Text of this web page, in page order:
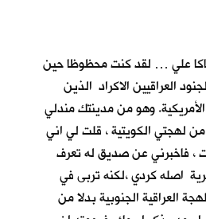
علي … لقد كنت محظوظا حين
العراقيين الاكراد الذين
وهو من مدينتك مندلي
لهجتي الكويتية ، قلت لي اني
فاخبرني عن صديق له تعرف
اصله كردي ،لكنه تربى في
العراقية الجنوبية بدلا من